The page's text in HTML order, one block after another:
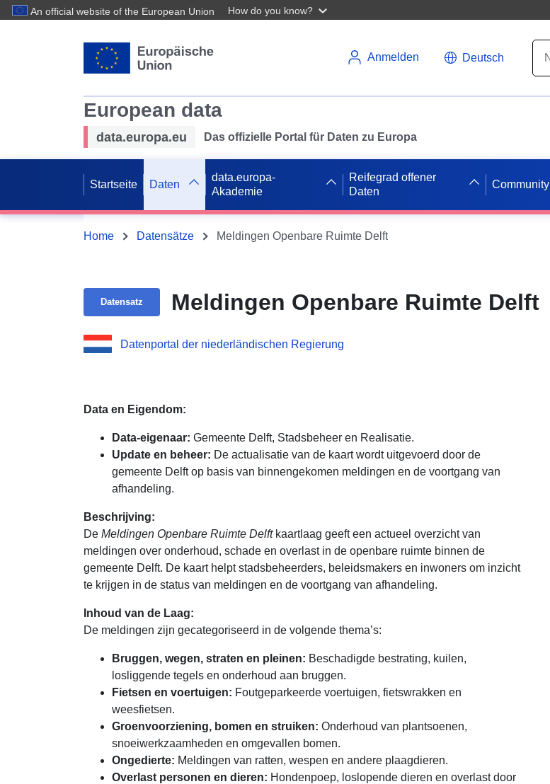
An official website of the European Union How do you know?
Anmelden Deutsch
European data
data.europa.eu Das offizielle Portal für Daten zu Europa
Startseite Daten
data.europa-
Akademie
Reifegrad offener
Daten
Community
Home Datensätze Meldingen Openbare Ruimte Delft
Datensatz Meldingen Openbare Ruimte Delft
Datenportal der niederländischen Regierung
Data en Eigendom:
Data-eigenaar: Gemeente Delft, Stadsbeheer en Realisatie.
Update en beheer: De actualisatie van de kaart wordt uitgevoerd door de
gemeente Delft op basis van binnengekomen meldingen en de voortgang van
afhandeling.
Beschrijving:
De Meldingen Openbare Ruimte Delftkaartlaag geeft een actueel overzicht van
meldingen over onderhoud, schade en overlast in de openbare ruimte binnen de
gemeente Delft. De kaart helpt stadsbeheerders, beleidsmakers en inwoners om inzicht
te krijgen in de status van meldingen en de voortgang van afhandeling.
Inhoud van de Laag:
De meldingen zijn gecategoriseerd in de volgende thema’s:
Bruggen, wegen, straten en pleinen: Beschadigde bestrating, kuilen,
losliggende tegels en onderhoud aan bruggen.
Fietsen en voertuigen: Foutgeparkeerde voertuigen, fietswrakken en
weesfietsen.
Groenvoorziening, bomen en struiken: Onderhoud van plantsoenen,
snoeiwerkzaamheden en omgevallen bomen.
Ongedierte: Meldingen van ratten, wespen en andere plaagdieren.
Overlast personen en dieren: Hondenpoep, loslopende dieren en overlast door